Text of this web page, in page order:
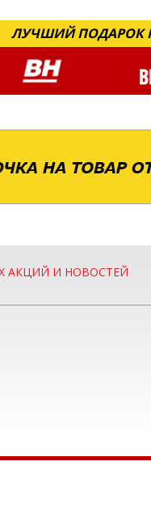
ЛУЧШИЙ ПОДАРОК
АКЦИЙ И НОВОСТЕЙ